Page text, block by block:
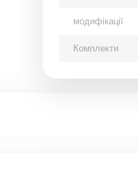
модифікації
Комплекти